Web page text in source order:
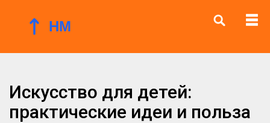
Искусство для детей:
практические идеи и польза